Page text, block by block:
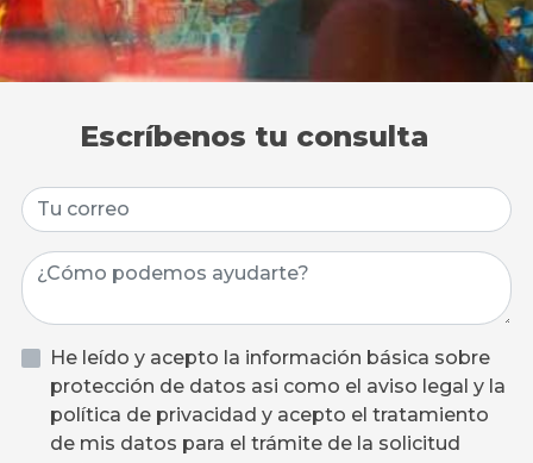
Escríbenos tu consulta
He leído y acepto la información básica sobre
protección de datos asi como el aviso legal y la
política de privacidad y acepto el tratamiento
de mis datos para el trámite de la solicitud